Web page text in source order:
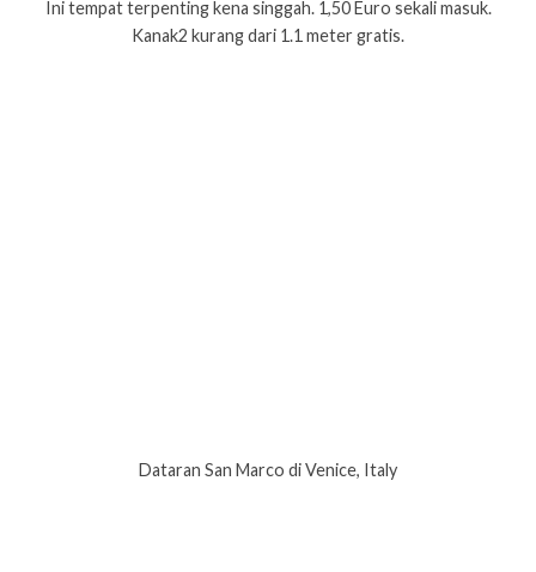
Ini tempat terpenting kena singgah. 1,50 Euro sekali masuk.
Kanak2 kurang dari 1.1 meter gratis.
Dataran San Marco di Venice, Italy